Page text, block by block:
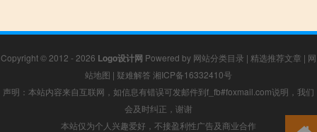
Copyright © 2012 - 2026 Logo设计网 Powered by 网站分类目录 | 精选推荐文章 | 网
站地图 | 疑难解答 湘ICP备16332410号
声明：本站内容来自互联网，如信息有错误可发邮件到f_fb#foxmail.com说明，我们
会及时纠正，谢谢
本站仅为个人兴趣爱好，不接盈利性广告及商业合作